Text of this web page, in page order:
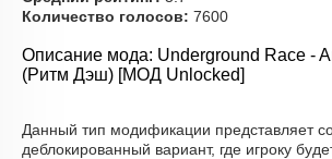
Количество голосов: 7600
Описание мода: Underground Race -
(Ритм Дэш) [МОД Unlocked]
Данный тип модификации представляет
деблокированный вариант, где игроку